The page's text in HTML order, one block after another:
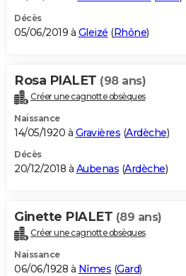
Décès
05/06/2019 à Gleizé (Rhône)
Rosa PIALET (98 ans)
Créer une cagnotte obsèques
Naissance
14/05/1920 à Gravières (Ardèche)
Décès
20/12/2018 à Aubenas (Ardèche)
Ginette PIALET (89 ans)
Créer une cagnotte obsèques
Naissance
06/06/1928 à Nîmes (Gard)